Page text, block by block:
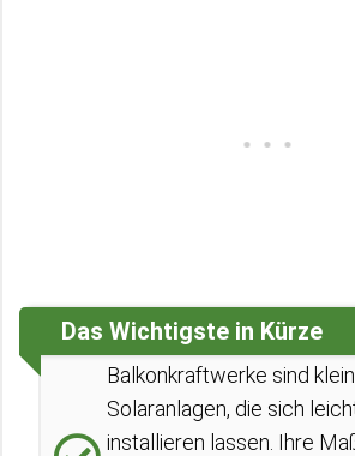
Das Wichtigste in Kürze
Balkonkraftwerke sind
Solaranlagen, die sich
installieren lassen. Ihre